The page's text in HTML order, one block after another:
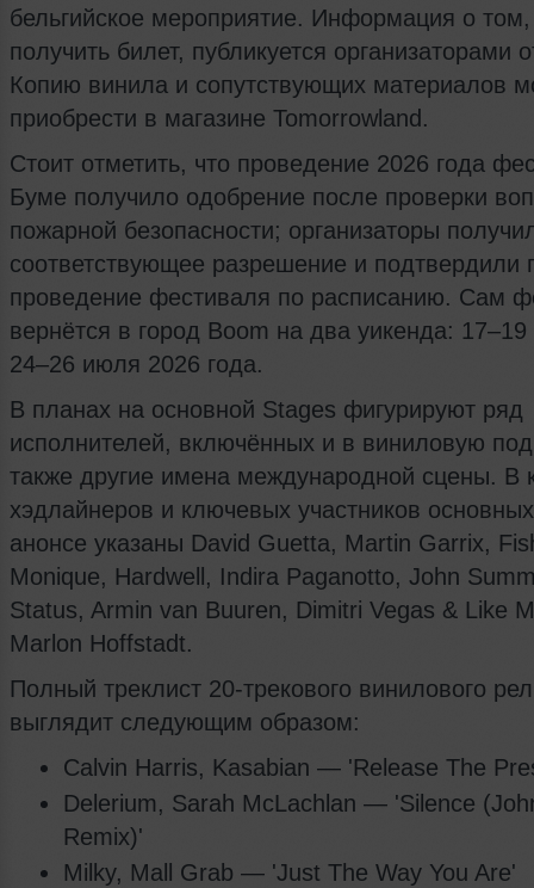
бельгийское мероприятие. Информация о том,
получить билет, публикуется организаторами
Копию винила и сопутствующих материалов
приобрести в магазине Tomorrowland.
Стоит отметить, что проведение 2026 года
Буме получило одобрение после проверки
пожарной безопасности; организаторы
соответствующее разрешение и подтвердили
проведение фестиваля по расписанию. Сам
вернётся в город Boom на два уикенда:
24–26 июля 2026 года.
В планах на основной Stages фигурируют ряд
исполнителей, включённых и в виниловую
также другие имена международной сцены. В
хэдлайнеров и ключевых участников
анонсе указаны David Guetta, Martin Garrix,
Monique, Hardwell, Indira Paganotto, John
Status, Armin van Buuren, Dimitri Vegas & Like
Marlon Hoffstadt.
Полный треклист 20-трекового винилового
выглядит следующим образом:
Calvin Harris, Kasabian — 'Release The
Delerium, Sarah McLachlan — 'Silence
Remix)'
Milky, Mall Grab — 'Just The Way You Are'